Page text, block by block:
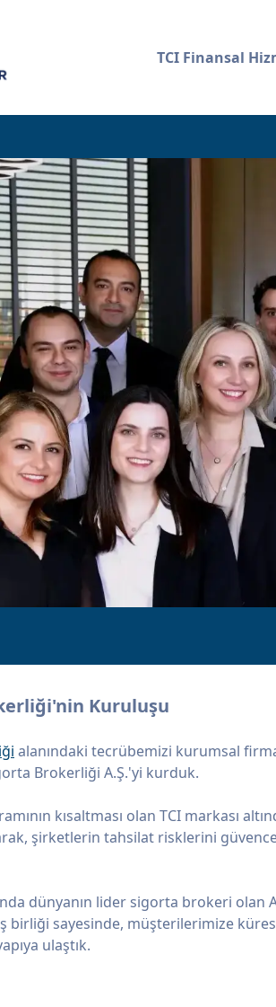
TCI Finansal
Kuruluşu
alanındaki tecrübemizi kurumsal
Brokerliği A.Ş.'yi kurduk.
kısaltması olan TCI markası
şirketlerin tahsilat risklerini
dünyanın lider sigorta brokeri olan
birliği sayesinde, müşterilerimize
ulaştık.